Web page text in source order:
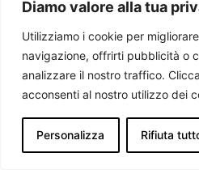
Diamo valore alla tua
Utilizziamo i cookie per
navigazione, offrirti pubblicità o
analizzare il nostro traffico.
acconsenti al nostro utilizzo dei
Personalizza Rifiuta